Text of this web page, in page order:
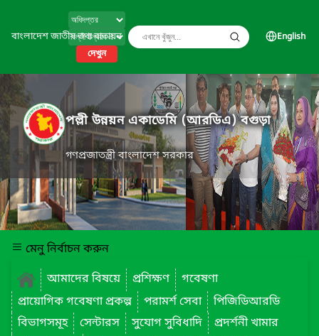
বাংলাদেশ জাতীয় তথ্য বাতায়ন
দেখুন
English
পল্লী উন্নয়ন একাডেমি (আরডিএ) বগুড়া
গণপ্রজাতন্ত্রী বাংলাদেশ সরকার
মেনু নির্বাচন করুন
আমাদের বিষয়ে
প্রশিক্ষণ
গবেষণা
প্রায়োগিক গবেষণা প্রকল্প
পরামর্শ সেবা
পিজিডিআরডি
বিভাগসমূহ
সেন্টারস সুযোগ সুবিধাদি
প্রদর্শনী খামার